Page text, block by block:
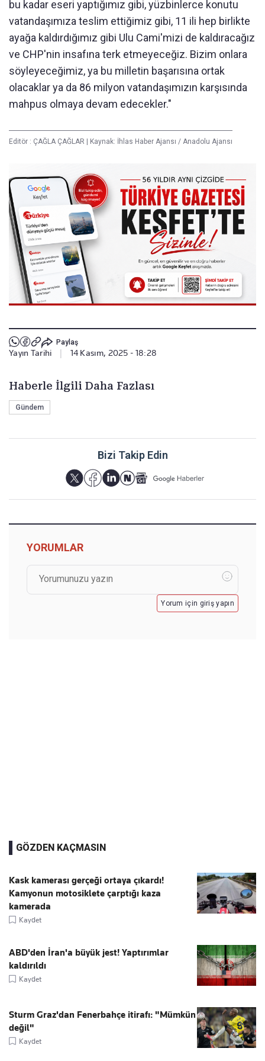
bu kadar eseri yaptığımız gibi, yüzbinlerce konutu
vatandaşımıza teslim ettiğimiz gibi, 11 ili hep birlikte
ayağa kaldırdığımız gibi Ulu Cami'mizi de kaldıracağız
ve CHP'nin insafına terk etmeyeceğiz. Bizim onlara
söyleyeceğimiz, ya bu milletin başarısına ortak
olacaklar ya da 86 milyon vatandaşımızın karşısında
mahpus olmaya devam edecekler."
Editör : ÇAĞLA ÇAĞLAR Kaynak: İhlas Haber Ajansı / Anadolu Ajansı
Paylaş
Yayın Tarihi 14 Kasım, 2025 - 18:28
Haberle İlgili Daha Fazlası
Gündem
Bizi Takip Edin
YORUMLAR
Yorum için giriş yapın
GÖZDEN KAÇMASIN
Kask kamerası gerçeği ortaya çıkardı!
Kamyonun motosiklete çarptığı kaza
kamerada
Kaydet
ABD'den İran'a büyük jest! Yaptırımlar
kaldırıldı
Kaydet
Sturm Graz'dan Fenerbahçe itirafı: "Mümkün
değil"
Kaydet